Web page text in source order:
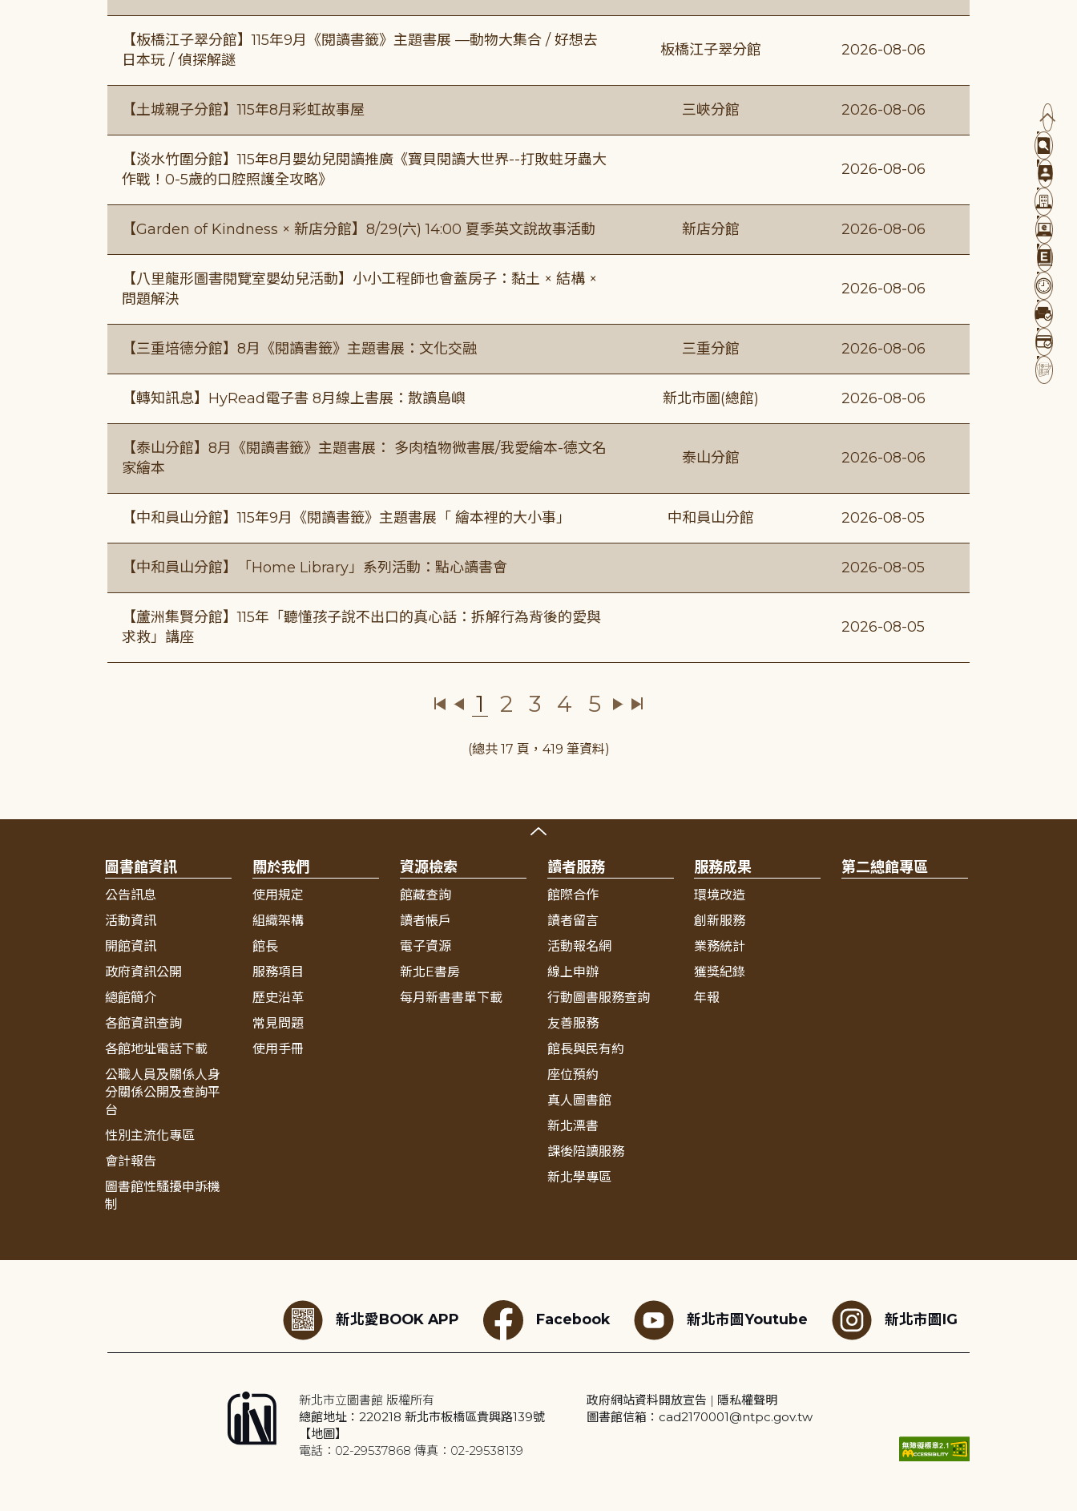
【板橋江子翠分館】115年9月《閱讀書籤》主題書展 —動物大集合 / 好想去
日本玩 / 偵探解謎
板橋江子翠分館 2026-08-06
【土城親子分館】115年8月彩虹故事屋 三峽分館 2026-08-06
【淡水竹圍分館】115年8月嬰幼兒閱讀推廣《寶貝閱讀大世界--打敗蛀牙蟲大
作戰！0-5歲的口腔照護全攻略》
2026-08-06
【Garden of Kindness × 新店分館】8/29(六) 14:00 夏季英文說故事活動 新店分館 2026-08-06
【八里龍形圖書閱覽室嬰幼兒活動】小小工程師也會蓋房子：黏土 × 結構 ×
問題解決
2026-08-06
【三重培德分館】8月《閱讀書籤》主題書展：文化交融 三重分館 2026-08-06
【轉知訊息】HyRead電子書 8月線上書展：散讀島嶼 新北市圖(總館) 2026-08-06
【泰山分館】8月《閱讀書籤》主題書展： 多肉植物微書展/我愛繪本-德文名
家繪本
泰山分館 2026-08-06
【中和員山分館】115年9月《閱讀書籤》主題書展「 繪本裡的大小事」 中和員山分館 2026-08-05
【中和員山分館】「Home Library」系列活動：點心讀書會 2026-08-05
【蘆洲集賢分館】115年「聽懂孩子說不出口的真心話：拆解行為背後的愛與
求救」講座
2026-08-05
1 2 3 4 5
(總共 17 頁，419 筆資料)
圖書館資訊
公告訊息
活動資訊
開館資訊
政府資訊公開
總館簡介
各館資訊查詢
各館地址電話下載
公職人員及關係人身
分關係公開及查詢平
台
性別主流化專區
會計報告
圖書館性騷擾申訴機
制
關於我們
使用規定
組織架構
館長
服務項目
歷史沿革
常見問題
使用手冊
資源檢索
館藏查詢
讀者帳戶
電子資源
新北E書房
每月新書書單下載
讀者服務
館際合作
讀者留言
活動報名網
線上申辦
行動圖書服務查詢
友善服務
館長與民有約
座位預約
真人圖書館
新北漂書
課後陪讀服務
新北學專區
服務成果
環境改造
創新服務
業務統計
獲獎紀錄
年報
第二總館專區
新北愛BOOK APP Facebook 新北市圖Youtube 新北市圖IG
新北市立圖書館 版權所有
總館地址：220218 新北市板橋區貴興路139號
【地圖】
電話：02-29537868 傳真：02-29538139
政府網站資料開放宣告 | 隱私權聲明
圖書館信箱：cad2170001@ntpc.gov.tw